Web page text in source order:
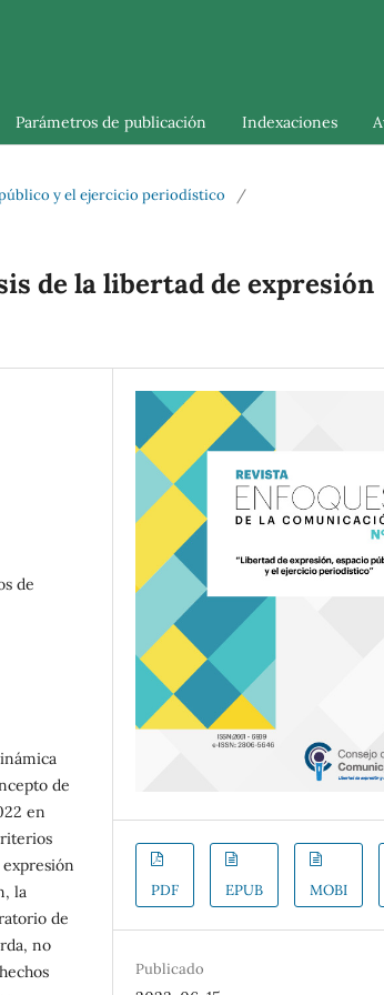
Parámetros de publicación Indexaciones
y el ejercicio periodístico
/
de la libertad de expresión
de
de
en
la
de
no
PDF EPUB MOBI
Publicado